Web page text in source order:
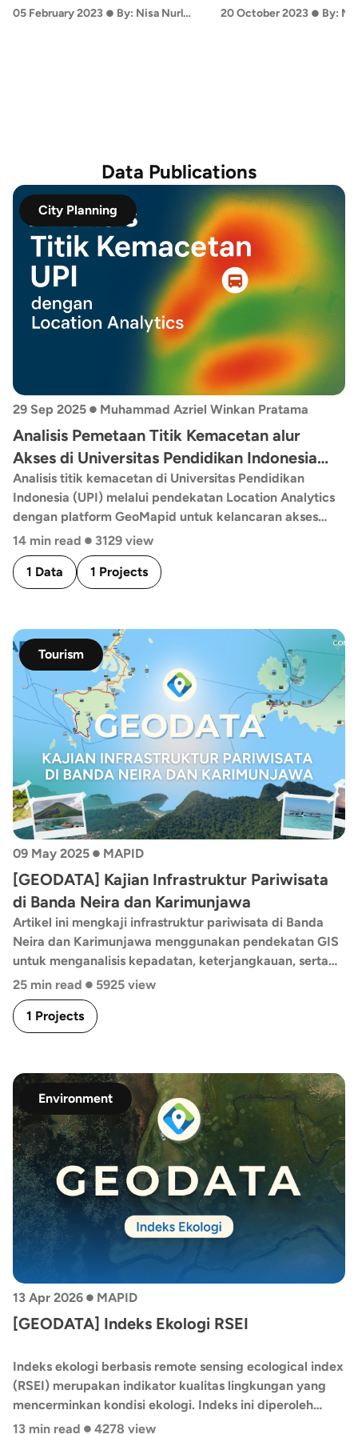
Lembang
05 February 2023 • By: Nisa Nurlatifa Rahmah 20 October 2023 • By:
Data Publications
City Planning
29 Sep 2025 • Muhammad Azriel Winkan Pratama
Analisis Pemetaan Titik Kemacetan alur
Akses di Universitas Pendidikan Indonesia
(UPI) dengan Location Analytics
Analisis titik kemacetan di Universitas Pendidikan
Indonesia (UPI) melalui pendekatan Location Analytics
dengan platform GeoMapid untuk kelancaran akses
kampus.
14 min read • 3129 view
1 Data 1 Projects
Tourism
09 May 2025 • MAPID
[GEODATA] Kajian Infrastruktur Pariwisata
di Banda Neira dan Karimunjawa
Artikel ini mengkaji infrastruktur pariwisata di Banda
Neira dan Karimunjawa menggunakan pendekatan GIS
untuk menganalisis kepadatan, keterjangkauan, serta
kesenjangan infrastruktur berdasarkan konsep 4A
(Attraction, Amenity, Accessibility, Ancillary). Melalui
metode spasial seperti KDE dan network analysis, serta
analisis SWOT, kajian ini memberikan rekomendasi
di kedua wilayah kepulauan tersebut.
25 min read • 5925 view
1 Projects
Environment
13 Apr 2026 • MAPID
[GEODATA] Indeks Ekologi RSEI
Indeks ekologi berbasis remote sensing ecological index
(RSEI) merupakan indikator kualitas lingkungan yang
mencerminkan kondisi ekologi. Indeks ini diperoleh
dengan mengekstraksi empat parameter utama dari
13 min read 4278 view